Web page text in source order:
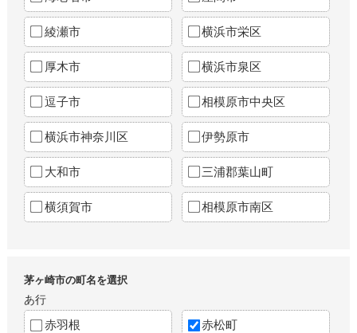
綾瀬市 横浜市栄区
厚木市 横浜市泉区
逗子市 相模原市中央区
横浜市神奈川区 伊勢原市
大和市 三浦郡葉山町
横須賀市 相模原市南区
茅ヶ崎市の町名を選択
あ行
赤羽根 赤松町